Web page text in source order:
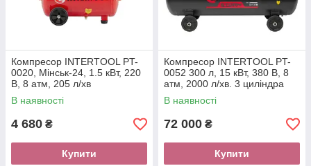
Компресор INTERTOOL PT-
0020, Мінськ-24, 1.5 кВт, 220
В, 8 атм, 205 л/хв
В наявності
4 680 ₴
Купити
Компресор INTERTOOL PT-
0052 300 л, 15 кВт, 380 В, 8
атм, 2000 л/хв. 3 циліндра
В наявності
72 000 ₴
Купити